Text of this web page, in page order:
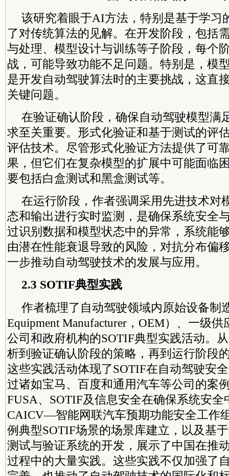
该研究着眼于AI方法，特别是基于学习
了对传统算法的见解。在开发阶段，包括
与处理、模型设计与训练等子阶段，每个
战，可能导致功能不足问题。特别是，模
是开发自动驾驶算法时的主要挑战，这直
关键问题。
在验证确认阶段，确保自动驾驶模型满
求至关重要。形式化验证和基于测试的评
评估技术。尽管形式化验证方法提供了可
果，但它们在复杂模型的扩展中可能面临
要包括白盒测试和黑盒测试等。
在运行阶段，作者强调采用先进技术对
态和输出进行实时监测，是确保系统安全
过识别数据和模型状态中的异常，系统能
由潜在性能衰退导致的风险，对抗分布偏
一步推动自动驾驶技术的发展与应用。
2.3 SOTIF典型实践
作者梳理了自动驾驶领域内原始设备制
Equipment Manufacturer，OEM）、一级
公司和政府机构的SOTIF典型实践活动。
析到验证确认阶段的策略，再到运行阶段
这些实践活动体现了SOTIF在自动驾驶安
过诸如宝马、百度和通用汽车等公司的案
FUSA、SOTIF及信息安全在确保系统安
CAICV—智能网联汽车预期功能安全工作
例典型SOTIF场景的场景库建立，以及基
测试与验证系统的开发，展示了中国在推
过程中的大量实践。这些实践不仅加强了